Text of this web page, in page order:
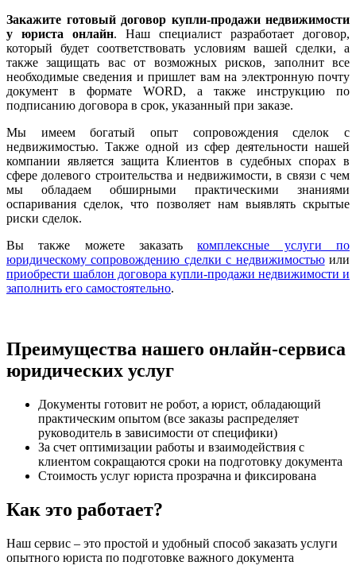
Закажите готовый договор купли-продажи недвижимости
у юриста онлайн. Наш специалист разработает договор,
который будет соответствовать условиям вашей сделки, а
также защищать вас от возможных рисков, заполнит все
необходимые сведения и пришлет вам на электронную почту
документ в формате WORD, а также инструкцию по
подписанию договора в срок, указанный при заказе.
Мы имеем богатый опыт сопровождения сделок с
недвижимостью. Также одной из сфер деятельности нашей
компании является защита Клиентов в судебных спорах в
сфере долевого строительства и недвижимости, в связи с чем
мы обладаем обширными практическими знаниями
оспаривания сделок, что позволяет нам выявлять скрытые
риски сделок.
Вы также можете заказатькомплексные услуги по
юридическому сопровождению сделки с недвижимостьюили
приобрести шаблон договора купли-продажи недвижимости и
заполнить его самостоятельно.
Преимущества нашего онлайн-сервиса
юридических услуг
Документы готовит не робот, а юрист, обладающий
практическим опытом (все заказы распределяет
руководитель в зависимости от специфики)
За счет оптимизации работы и взаимодействия с
клиентом сокращаются сроки на подготовку документа
Стоимость услуг юриста прозрачна и фиксирована
Как это работает?
Наш сервис – это простой и удобный способ заказать услуги
опытного юриста по подготовке важного документа